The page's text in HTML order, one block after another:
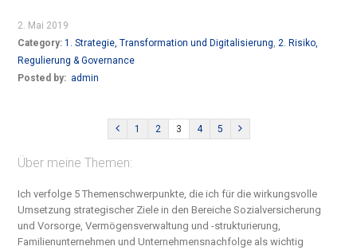
2. Mai 2019
Category:1. Strategie, Transformation und Digitalisierung 2. Risiko,
Regulierung & Governance
Posted by: admin
1 2 3 4 5
Über meine Themen:
Ich verfolge 5 Themenschwerpunkte, die ich für die wirkungsvolle
Umsetzung strategischer Ziele in den Bereiche Sozialversicherung
und Vorsorge, Vermögensverwaltung und -strukturierung,
Familienunternehmen und Unternehmensnachfolge als wichtig